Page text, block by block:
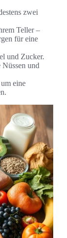
zwei
Teller –
für eine
und Zucker.
Nüssen und
eine